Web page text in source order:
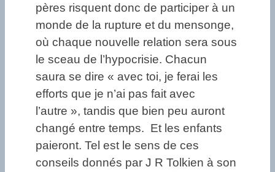
pères risquent donc de participer à un
monde de la rupture et du mensonge,
où chaque nouvelle relation sera sous
le sceau de l’hypocrisie. Chacun
saura se dire « avec toi, je ferai les
efforts que je n’ai pas fait avec
l’autre », tandis que bien peu auront
changé entre temps. Et les enfants
paieront. Tel est le sens de ces
conseils donnés par J R Tolkien à son